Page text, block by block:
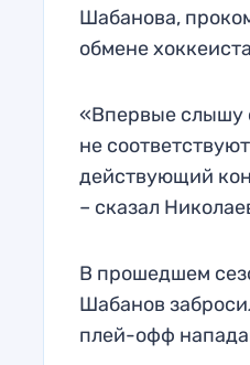
Шабанова,
обмене
«Впервые слышу
не
действующий
– сказал
В прошедшем
Шабанов
плей-офф